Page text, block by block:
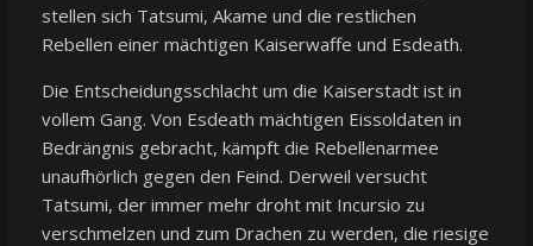
stellen sich Tatsumi, Akame und die restlichen
Rebellen einer mächtigen Kaiserwaffe und Esdeath.
Die Entscheidungsschlacht um die Kaiserstadt ist in
vollem Gang. Von Esdeath mächtigen Eissoldaten in
Bedrängnis gebracht, kämpft die Rebellenarmee
unaufhörlich gegen den Feind. Derweil versucht
Tatsumi, der immer mehr droht mit Incursio zu
verschmelzen und zum Drachen zu werden, die riesige